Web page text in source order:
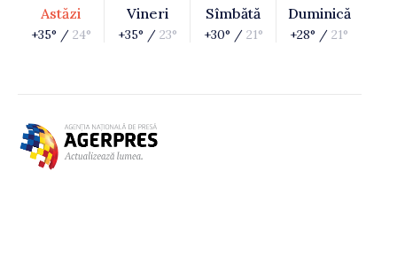
Astăzi
+35° / 24°
Vineri
+35° / 23°
Sîmbătă
+30° / 21°
Duminică
+28° / 21°